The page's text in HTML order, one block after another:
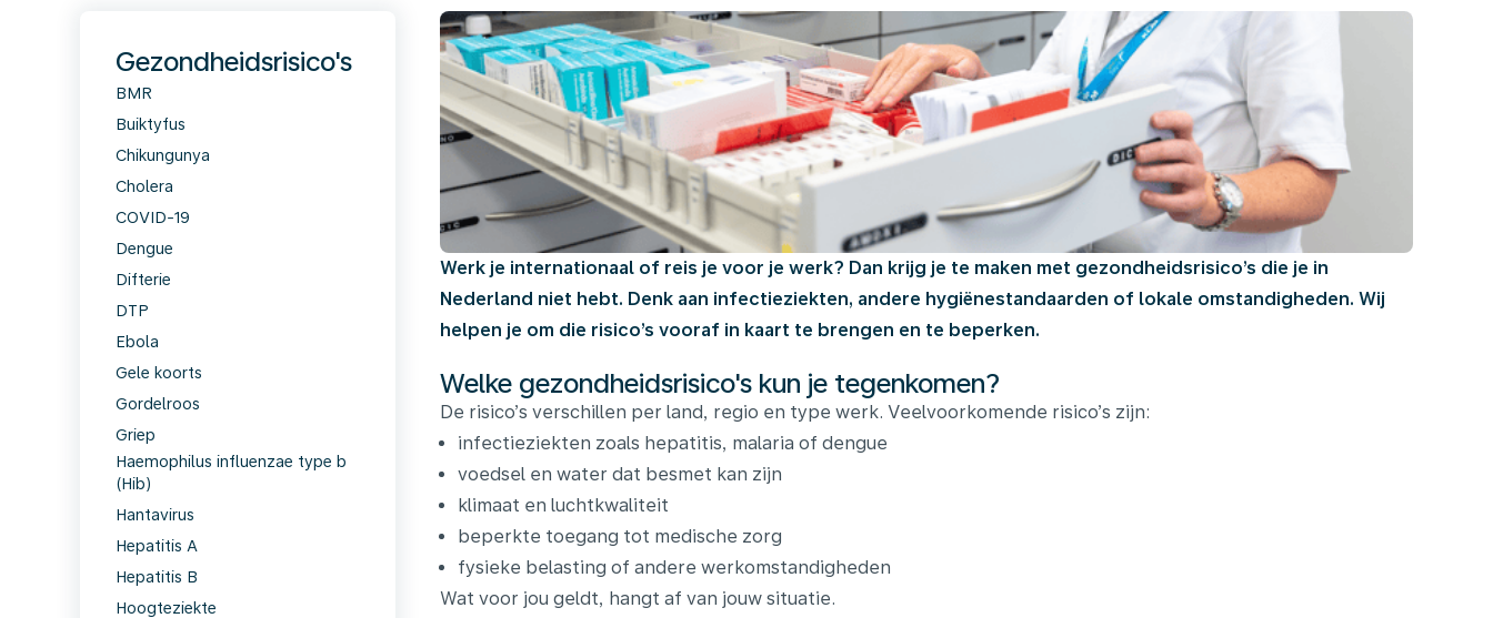
Gezondheidsrisico's
BMR
Buiktyfus
Chikungunya
Cholera
COVID-19
Dengue
Difterie
DTP
Ebola
Gele koorts
Gordelroos
Griep
Haemophilus influenzae type b
(Hib)
Hantavirus
Hepatitis A
Hepatitis B
Hoogteziekte
Werk je internationaal of reis je voor je werk? Dan krijg je te maken met gezondheidsrisico’s die je in
Nederland niet hebt. Denk aan infectieziekten, andere hygiënestandaarden of lokale omstandigheden. Wij
helpen je om die risico’s vooraf in kaart te brengen en te beperken.
Welke gezondheidsrisico's kun je tegenkomen?
De risico’s verschillen per land, regio en type werk. Veelvoorkomende risico’s zijn:
infectieziekten zoals hepatitis, malaria of dengue
voedsel en water dat besmet kan zijn
klimaat en luchtkwaliteit
beperkte toegang tot medische zorg
fysieke belasting of andere werkomstandigheden
Wat voor jou geldt, hangt af van jouw situatie.